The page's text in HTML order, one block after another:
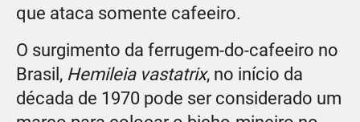
que ataca somente cafeeiro.
O surgimento da ferrugem-do-cafeeiro no
Brasil, Hemileia vastatrix, no início da
década de 1970 pode ser considerado um